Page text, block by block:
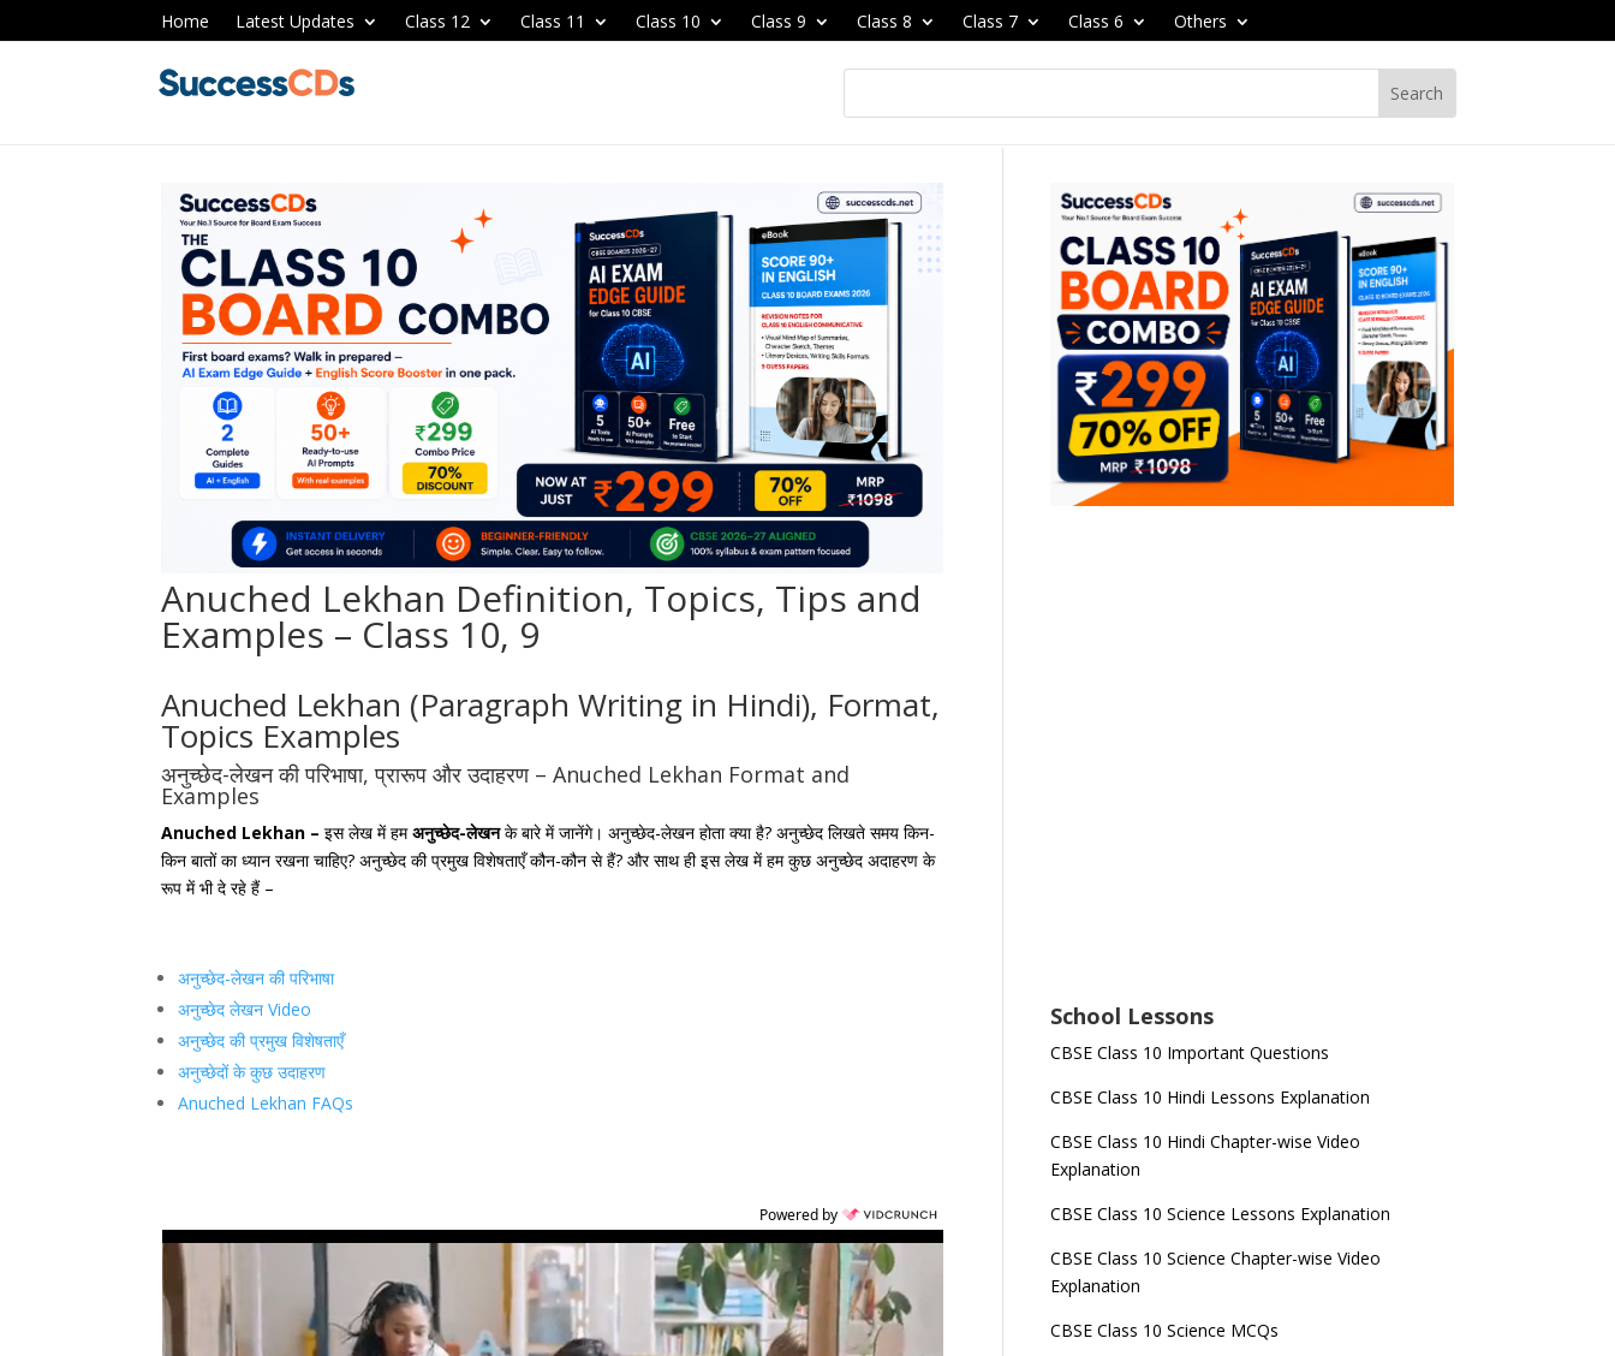
Home Latest Updates Class 12 Class 11 Class 10 Class 9 Class 8 Class 7 Class 6 Others
Anuched Lekhan Definition, Topics, Tips and
Examples – Class 10, 9
Anuched Lekhan (Paragraph Writing in Hindi), Format,
Topics Examples
अनुच्छेद-लेखन की परिभाषा,प्रारूपऔर उदाहरण – Anuched Lekhan Format and
Examples
Anuched Lekhan –इस लेख में हमअनुच्छेद-लेखनके बारे में जानेंगे। अनुच्छेद-लेखन होता क्या है? अनुच्छेद लिखते समय किन-
किन बातों का ध्यान रखना चाहिए? अनुच्छेद की प्रमुख विशेषताएँ कौन-कौन से हैं? और साथ ही इस लेख में हम कुछ अनुच्छेद अदाहरण के
रूप में भी दे रहे हैं –
अनुच्छेद-लेखन की परिभाषा
अनुच्छेद लेखन Video
अनुच्छेद की प्रमुख विशेषताएँ
अनुच्छेदों के कुछ उदाहरण
Anuched Lekhan FAQs
Powered by
School Lessons
CBSE Class 10 Important Questions
CBSE Class 10 Hindi Lessons Explanation
CBSE Class 10 Hindi Chapter-wise Video
Explanation
CBSE Class 10 Science Lessons Explanation
CBSE Class 10 Science Chapter-wise Video
Explanation
CBSE Class 10 Science MCQs